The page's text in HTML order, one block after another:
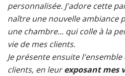
personnalisée. J'adore cette
naître une nouvelle ambiance
une chambre... qui colle à la
vie de mes clients.
Je présente ensuite
clients, en leurexposant mes